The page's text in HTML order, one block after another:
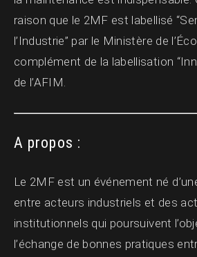
raison que le 2MF est labellisé
l’Industrie” par le Ministère de
complément de la labellisation
de l’AFIM.
A propos :
Le 2MF est un événement né
entre acteurs industriels et des
institutionnels qui poursuivent
l’échange de bonnes pratiques